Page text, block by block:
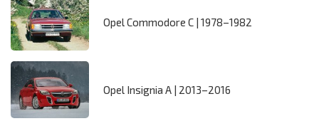
Opel Commodore C | 1978–1982
Opel Insignia A | 2013–2016